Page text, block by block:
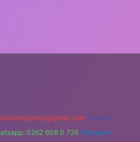
Teams:
0262 606 0 726 Telegram: